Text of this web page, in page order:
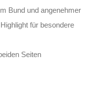
Bund und angenehmer
für besondere
Seiten